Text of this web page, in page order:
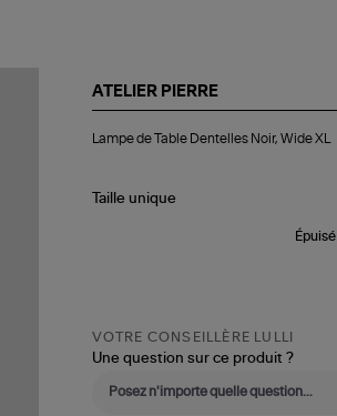
ATELIER PIERRE
de
Noir,
Lampe de Table Dentelles Noir, Wide XL
Taille unique
Épuisé
VOTRE CONSEILLÈRE LULLI
Une question sur ce produit ?